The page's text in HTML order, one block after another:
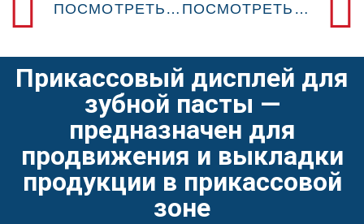
ПОСМОТРЕТЬ ПРЕДЫДУЩИЙ POSM-ДИЗАЙН ПОСМОТРЕТЬ СЛЕДУЮЩИЙ POSM-ДИЗАЙН
Прикассовый дисплей для
зубной пасты —
предназначен для
продвижения и выкладки
продукции в прикассовой
зоне